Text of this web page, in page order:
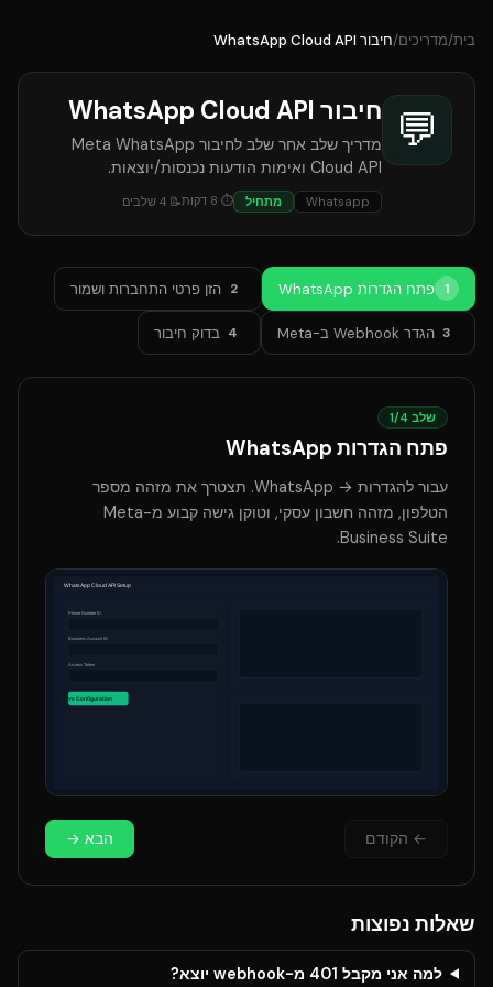
בית/מדריכים/חיבור WhatsApp Cloud API
💬 חיבור WhatsApp Cloud API
מדריך שלב אחר שלב לחיבור Meta WhatsApp
Cloud API ואימות הודעות נכנסות/יוצאות.
Whatsapp מתחיל ⏱
8 דקות📝
4 שלבים
1 פתח הגדרות WhatsApp 2 הזן פרטי התחברות ושמור
3 הגדר Webhook ב-Meta 4 בדוק חיבור
שלב 1/4
פתח הגדרות WhatsApp
עבור להגדרות → WhatsApp. תצטרך את מזהה מספר
הטלפון, מזהה חשבון עסקי, וטוקן גישה קבוע מ-Meta
Business Suite.
← הקודם הבא →
שאלות נפוצות
למה אני מקבל 401 מ-webhook יוצא?